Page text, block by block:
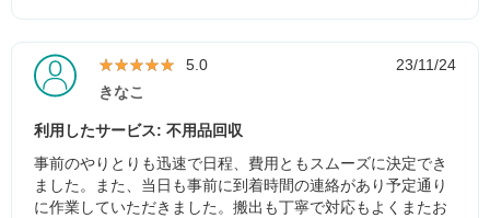
★★★★★
★★★★★ 5.0
23/11/24
きなこ
利用したサービス: 不用品回収
事前のやりとりも迅速で日程、費用ともスムーズに決定でき
ました。また、当日も事前に到着時間の連絡があり予定通り
に作業していただきました。搬出も丁寧で対応もよくまたお